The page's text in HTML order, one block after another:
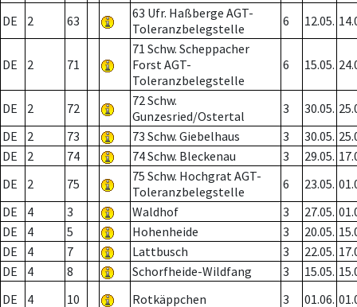
DE 2 63
63 Ufr. Haßberge AGT-
Toleranzbelegstelle
6 12.05.
DE 2 71
71 Schw. Scheppacher
Forst AGT-
Toleranzbelegstelle
6 15.05.
DE 2 72
72 Schw.
Gunzesried/Ostertal
3 30.05.
DE
2 73 73 Schw. Giebelhaus 3 30.05.
DE
2 74 74 Schw. Bleckenau 3 29.05.
DE
2 75
75 Schw. Hochgrat AGT-
Toleranzbelegstelle
6 23.05.
DE
4 3 Waldhof 3 27.05.
DE
4 5 Hohenheide 3 20.05.
DE
4 7 Lattbusch 3 22.05.
DE
4 8 Schorfheide-Wildfang 3 15.05.
DE
4 10 Rotkäppchen 3 01.06.